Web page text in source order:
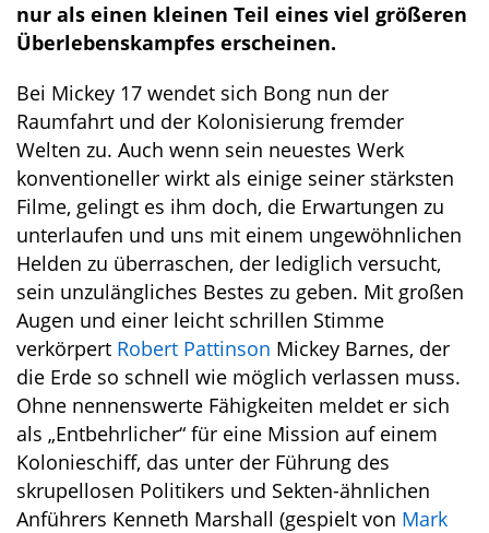
nur als einen kleinen Teil eines viel größeren
Überlebenskampfes erscheinen.
Bei Mickey 17 wendet sich Bong nun der
Raumfahrt und der Kolonisierung fremder
Welten zu. Auch wenn sein neuestes Werk
konventioneller wirkt als einige seiner stärksten
Filme, gelingt es ihm doch, die Erwartungen zu
unterlaufen und uns mit einem ungewöhnlichen
Helden zu überraschen, der lediglich versucht,
sein unzulängliches Bestes zu geben. Mit großen
Augen und einer leicht schrillen Stimme
verkörpert Robert Pattinson Mickey Barnes, der
die Erde so schnell wie möglich verlassen muss.
Ohne nennenswerte Fähigkeiten meldet er sich
als „Entbehrlicher“ für eine Mission auf einem
Kolonieschiff, das unter der Führung des
skrupellosen Politikers und Sekten-ähnlichen
Anführers Kenneth Marshall (gespielt von Mark